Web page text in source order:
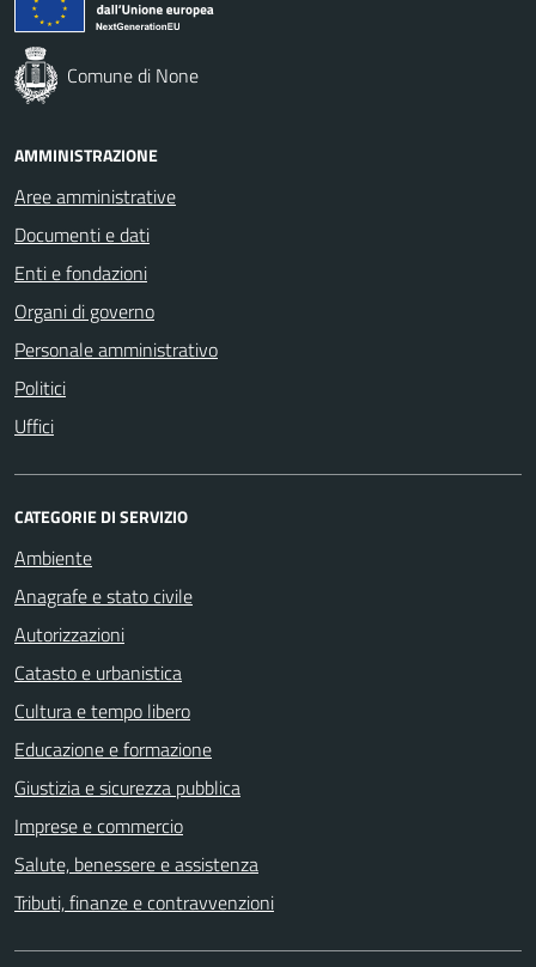
Comune di None
AMMINISTRAZIONE
Aree amministrative
Documenti e dati
Enti e fondazioni
Organi di governo
Personale amministrativo
Politici
Uffici
CATEGORIE DI SERVIZIO
Ambiente
Anagrafe e stato civile
Autorizzazioni
Catasto e urbanistica
Cultura e tempo libero
Educazione e formazione
Giustizia e sicurezza pubblica
Imprese e commercio
Salute, benessere e assistenza
Tributi, finanze e contravvenzioni